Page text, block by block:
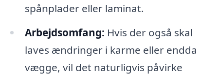
spånplader eller laminat.
Arbejdsomfang: Hvis der også skal
laves ændringer i karme eller endda
vægge, vil det naturligvis påvirke